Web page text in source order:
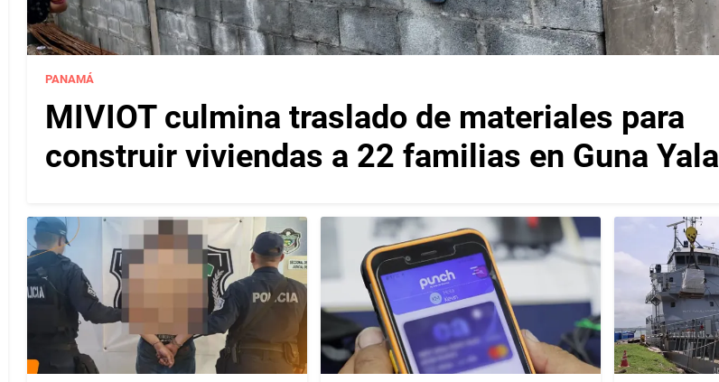
PANAMÁ
MIVIOT culmina traslado de materiales para
construir viviendas a 22 familias en Guna Yala